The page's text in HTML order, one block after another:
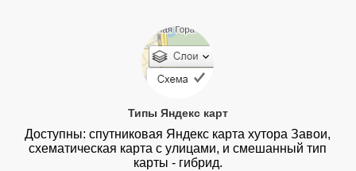
Типы Яндекс карт
Доступны: спутниковая Яндекс карта хутора Завои,
схематическая карта с улицами, и смешанный тип
карты - гибрид.